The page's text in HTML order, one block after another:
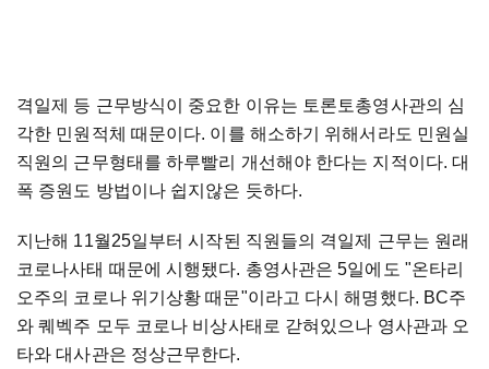
격일제 등 근무방식이 중요한 이유는 토론토총영사관의 심
각한 민원적체 때문이다. 이를 해소하기 위해서라도 민원실
직원의 근무형태를 하루빨리 개선해야 한다는 지적이다. 대
폭 증원도 방법이나 쉽지않은 듯하다.
지난해 11월25일부터 시작된 직원들의 격일제 근무는 원래
코로나사태 때문에 시행됐다. 총영사관은 5일에도 "온타리
오주의 코로나 위기상황 때문"이라고 다시 해명했다. BC주
와 퀘벡주 모두 코로나 비상사태로 갇혀있으나 영사관과 오
타와 대사관은 정상근무한다.